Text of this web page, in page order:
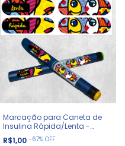
Marcação para Caneta de
Insulina Rápida/Lenta -
Diabetes - Romero Brito
R$1,00 -67% OFF